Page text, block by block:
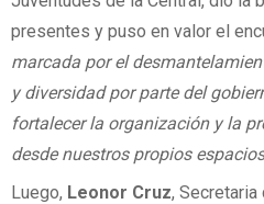
presentes y puso en valor el
marcada por el
y diversidad por parte del
fortalecer la organización y la
desde nuestros propios
Luego, Leonor Cruz,